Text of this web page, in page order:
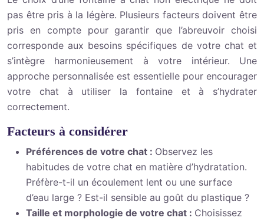
pas être pris à la légère. Plusieurs facteurs doivent être
pris en compte pour garantir que l’abreuvoir choisi
corresponde aux besoins spécifiques de votre chat et
s’intègre harmonieusement à votre intérieur. Une
approche personnalisée est essentielle pour encourager
votre chat à utiliser la fontaine et à s’hydrater
correctement.
Facteurs à considérer
Préférences de votre chat : Observez les
habitudes de votre chat en matière d’hydratation.
Préfère-t-il un écoulement lent ou une surface
d’eau large ? Est-il sensible au goût du plastique ?
Taille et morphologie de votre chat : Choisissez